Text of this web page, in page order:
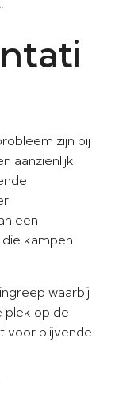
zijn bij
aanzienlijk
een
kampen
waarbij
plek op de
voor blijvende